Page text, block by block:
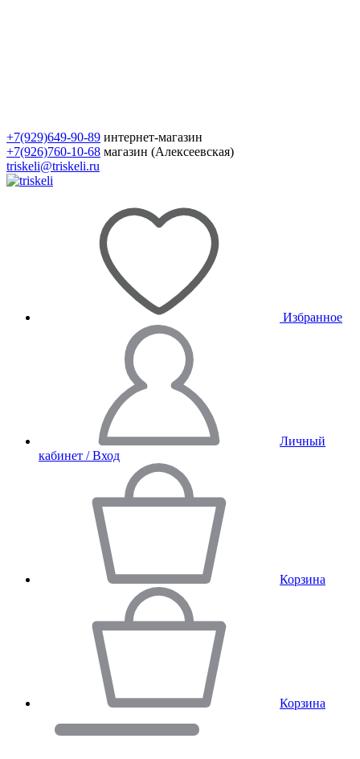
+7(929)649-90-89 интернет-магазин
+7(926)760-10-68 магазин (Алексеевская)
triskeli@triskeli.ru
Избранное
Личный
кабинет / Вход
Корзина
Корзина